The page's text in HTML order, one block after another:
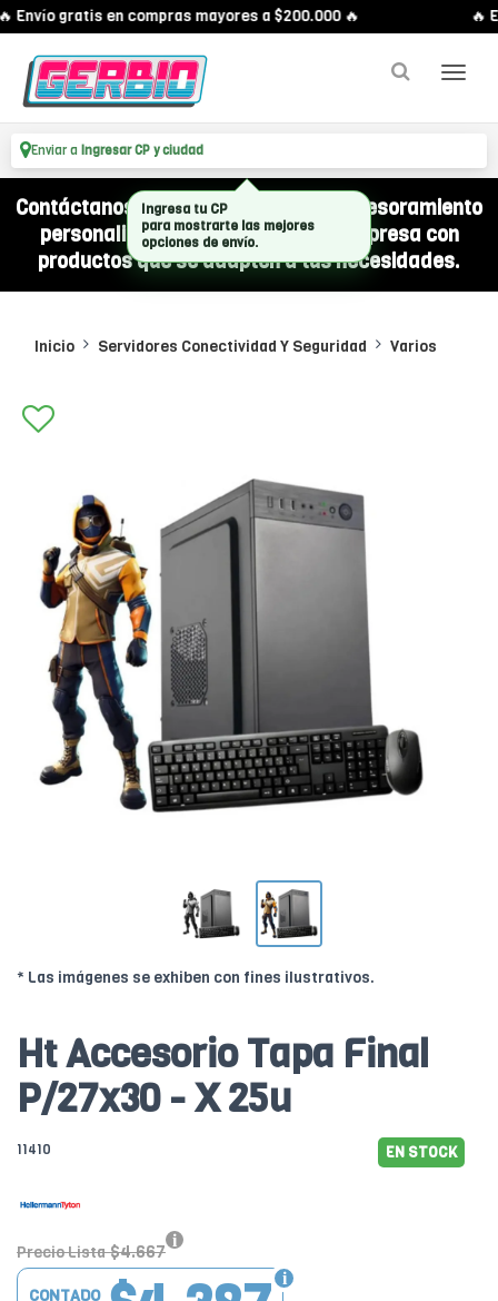
Envío gratis en compras mayores a $200.000 🔥 🔥
Enviar a Ingresar CP y ciudad
Contáctanos por WhatsApp y recibí asesoramiento
personalizado para equipar a tu empresa con
productos que se adapten a tus necesidades.
Inicio Servidores Conectividad Y Seguridad Varios
* Las imágenes se exhiben con fines ilustrativos.
Ht Accesorio Tapa Final
P/27x30 - X 25u
11410 EN STOCK
Precio Lista $4.667
CONTADO
Ingresa tu CP
para mostrarte las mejores
opciones de envío.